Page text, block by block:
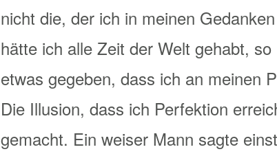
nicht die, der ich in meinen
hätte ich alle Zeit der Welt gehabt,
etwas gegeben, dass ich an meinen
Die Illusion, dass ich Perfektion
gemacht. Ein weiser Mann sagte